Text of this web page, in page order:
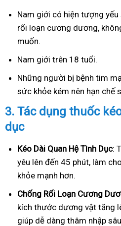
Nam giới có hiện tượng
rối loạn cương dương,
muốn.
Nam giới trên 18 tuổi.
Những người bị bệnh tim
sức khỏe kém nên hạn chế
3. Tác dụng thuốc
dục
Kéo Dài Quan Hệ Tình Dục:
yêu lên đến 45 phút, làm
khỏe mạnh hơn.
Chống Rối Loạn Cương
kích thước dương vật tăng
giúp dễ dàng thâm nhập